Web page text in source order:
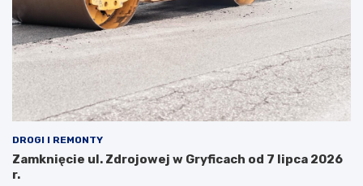
DROGI I REMONTY
Zamknięcie ul. Zdrojowej w Gryficach od 7 lipca 2026
r.